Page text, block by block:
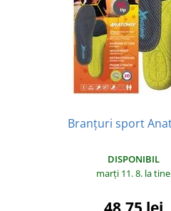
Branțuri sport
DISPONIBIL
marți 11. 8. la tine